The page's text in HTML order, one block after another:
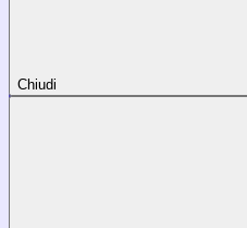
Chiudi